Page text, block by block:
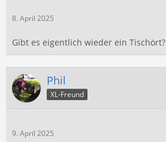
8. April 2025
Gibt es eigentlich wieder ein Tischört?
Phil
XL-Freund
9. April 2025